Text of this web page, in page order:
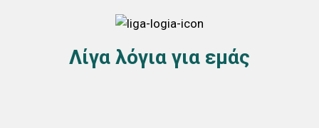
Λίγα λόγια για εμάς